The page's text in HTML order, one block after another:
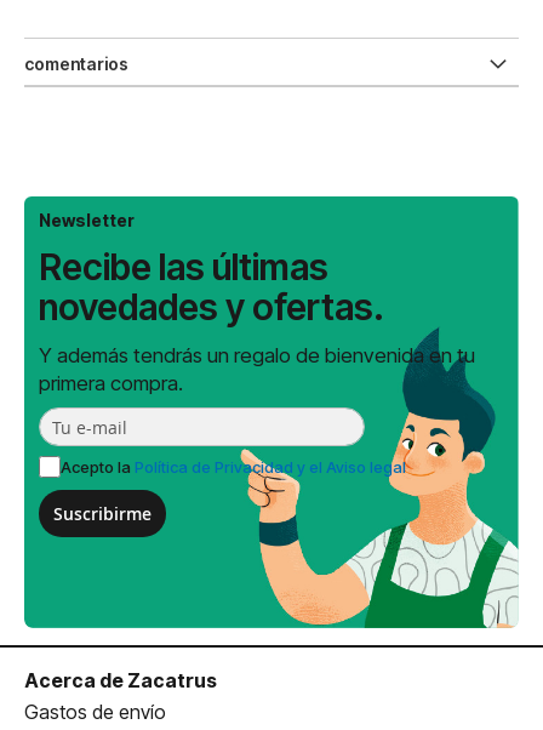
comentarios
Newsletter
Recibe las últimas
novedades y ofertas.
Y además tendrás un regalo de bienvenida en tu
primera compra.
Acepto la Política de Privacidad y el Aviso legal
Suscribirme
Acerca de Zacatrus
Gastos de envío